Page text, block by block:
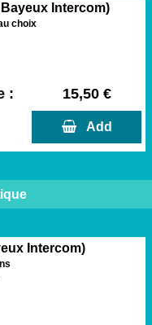
Intercom)
choix
: 15,50 €
Add
Intercom)